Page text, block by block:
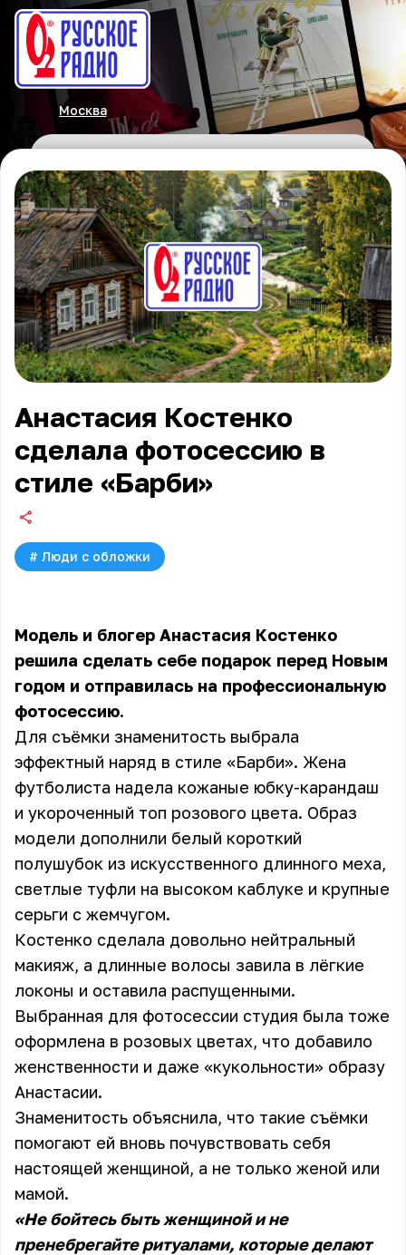
Москва
Анастасия Костенко
сделала фотосессию в
стиле «Барби»
# Люди с обложки
Модель и блогер Анастасия Костенко
решила сделать себе подарок перед Новым
годом и отправилась на профессиональную
фотосессию.
Для съёмки знаменитость выбрала
эффектный наряд в стиле «Барби». Жена
футболиста надела кожаные юбку-карандаш
и укороченный топ розового цвета. Образ
модели дополнили белый короткий
полушубок из искусственного длинного меха,
светлые туфли на высоком каблуке и крупные
серьги с жемчугом.
Костенко сделала довольно нейтральный
макияж, а длинные волосы завила в лёгкие
локоны и оставила распущенными.
Выбранная для фотосессии студия была тоже
оформлена в розовых цветах, что добавило
женственности и даже «кукольности» образу
Анастасии.
Знаменитость объяснила, что такие съёмки
помогают ей вновь почувствовать себя
настоящей женщиной, а не только женой или
мамой.
«Не бойтесь быть женщиной и не
пренебрегайте ритуалами, которые делают